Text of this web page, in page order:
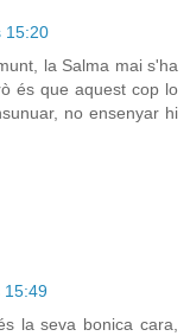
15:20
la Salma mai s'ha
és que aquest cop lo
no ensenyar hi
15:49
la seva bonica cara,